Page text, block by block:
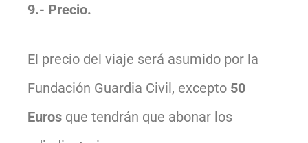
9.- Precio.
El precio del viaje será asumido por la
Fundación Guardia Civil, excepto 50
Euros que tendrán que abonar los